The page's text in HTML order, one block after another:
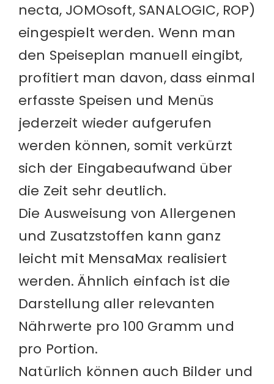
necta, JOMOsoft, SANALOGIC, ROP)
eingespielt werden. Wenn man
den Speiseplan manuell eingibt,
profitiert man davon, dass einmal
erfasste Speisen und Menüs
jederzeit wieder aufgerufen
werden können, somit verkürzt
sich der Eingabeaufwand über
die Zeit sehr deutlich.
Die Ausweisung von Allergenen
und Zusatzstoffen kann ganz
leicht mit MensaMax realisiert
werden. Ähnlich einfach ist die
Darstellung aller relevanten
Nährwerte pro 100 Gramm und
pro Portion.
Natürlich können auch Bilder und